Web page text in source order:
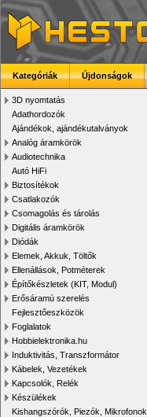
Kategóriák Újdonságok
3D nyomtatás
Adathordozók
Ajándékok, ajándékutalványok
Analóg áramkörök
Audiotechnika
Autó HiFi
Biztosítékok
Csatlakozók
Csomagolás és tárolás
Digitális áramkörök
Diódák
Elemek, Akkuk, Töltők
Ellenállások, Potméterek
Építőkészletek (KIT, Modul)
Erősáramú szerelés
Fejlesztőeszközök
Foglalatok
Hobbielektronika.hu
Induktivitás, Transzformátor
Kábelek, Vezetékek
Kapcsolók, Relék
Készülékek
Kishangszórók, Piezók, Mikrofonok